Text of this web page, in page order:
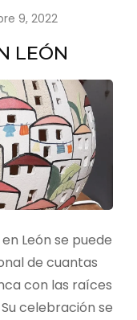
9, 2022
LEÓN
en León se puede
de cuantas
con las raíces
celebración se